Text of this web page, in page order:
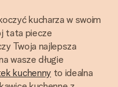
kucharza w swoim
tata piecze
Twoja najlepsza
wasze długie
kuchennyto idealna